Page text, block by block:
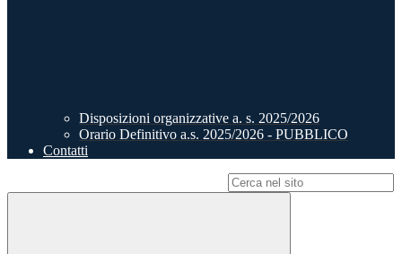
Disposizioni organizzative a. s. 2025/2026
Orario Definitivo a.s. 2025/2026 - PUBBLICO
Contatti